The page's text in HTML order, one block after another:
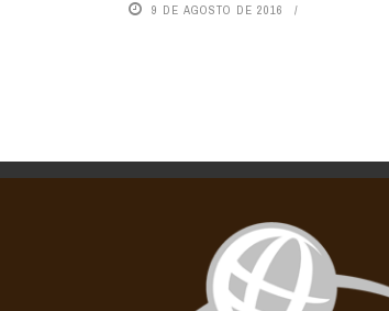
9 DE AGOSTO DE 2016